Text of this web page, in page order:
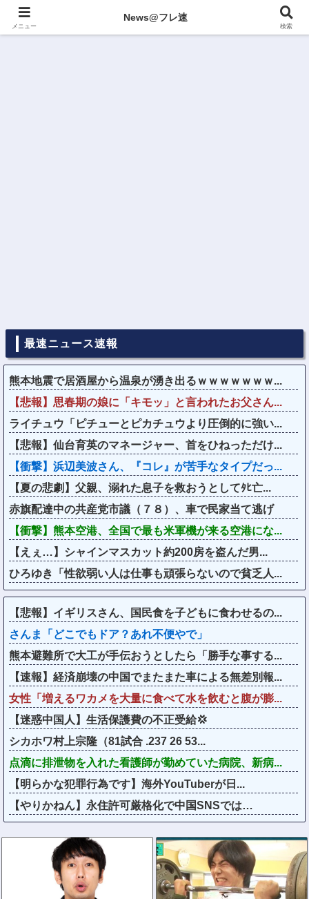
最速ニュース速報
熊本地震で居酒屋から温泉が湧き出るｗｗｗｗｗｗｗ...
【悲報】思春期の娘に「キモッ」と言われたお父さん...
ライチュウ「ピチューとピカチュウより圧倒的に強い...
【悲報】仙台育英のマネージャー、首をひねっただけ...
【衝撃】浜辺美波さん、『コレ』が苦手なタイプだっ...
【夏の悲劇】父親、溺れた息子を救おうとしてﾀﾋ亡...
赤旗配達中の共産党市議（７８）、車で民家当て逃げ
【衝撃】熊本空港、全国で最も米軍機が来る空港にな...
【えぇ…】シャインマスカット約200房を盗んだ男...
ひろゆき「性欲弱い人は仕事も頑張らないので貧乏人...
【悲報】イギリスさん、国民食を子どもに食わせるの...
さんま「どこでもドア？あれ不便やで」
熊本避難所で大工が手伝おうとしたら「勝手な事する...
【速報】経済崩壊の中国でまたまた車による無差別報...
女性「増えるワカメを大量に食べて水を飲むと腹が膨...
【迷惑中国人】生活保護費の不正受給💢
シカホワ村上宗隆（81試合 .237 26 53...
点滴に排泄物を入れた看護師が勤めていた病院、新病...
【明らかな犯罪行為です】海外YouTuberが日...
【やりかねん】永住許可厳格化で中国SNSでは…
メニュー
News@フレ速
検索